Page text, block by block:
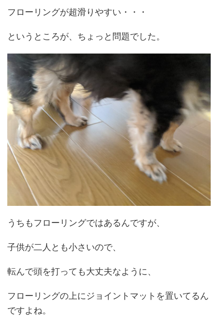
フローリングが超滑りやすい・・・
というところが、ちょっと問題でした。
うちもフローリングではあるんですが、
子供が二人とも小さいので、
転んで頭を打っても大丈夫なように、
フローリングの上にジョイントマットを置いてるん
ですよね。